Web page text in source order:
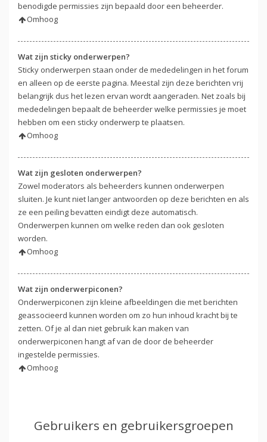
benodigde permissies zijn bepaald door een beheerder.
Omhoog
Wat zijn sticky onderwerpen?
Sticky onderwerpen staan onder de mededelingen in het forum
en alleen op de eerste pagina. Meestal zijn deze berichten vrij
belangrijk dus het lezen ervan wordt aangeraden. Net zoals bij
mededelingen bepaalt de beheerder welke permissies je moet
hebben om een sticky onderwerp te plaatsen.
Omhoog
Wat zijn gesloten onderwerpen?
Zowel moderators als beheerders kunnen onderwerpen
sluiten. Je kunt niet langer antwoorden op deze berichten en als
ze een peiling bevatten eindigt deze automatisch.
Onderwerpen kunnen om welke reden dan ook gesloten
worden.
Omhoog
Wat zijn onderwerpiconen?
Onderwerpiconen zijn kleine afbeeldingen die met berichten
geassocieerd kunnen worden om zo hun inhoud kracht bij te
zetten. Of je al dan niet gebruik kan maken van
onderwerpiconen hangt af van de door de beheerder
ingestelde permissies.
Omhoog
Gebruikers en gebruikersgroepen